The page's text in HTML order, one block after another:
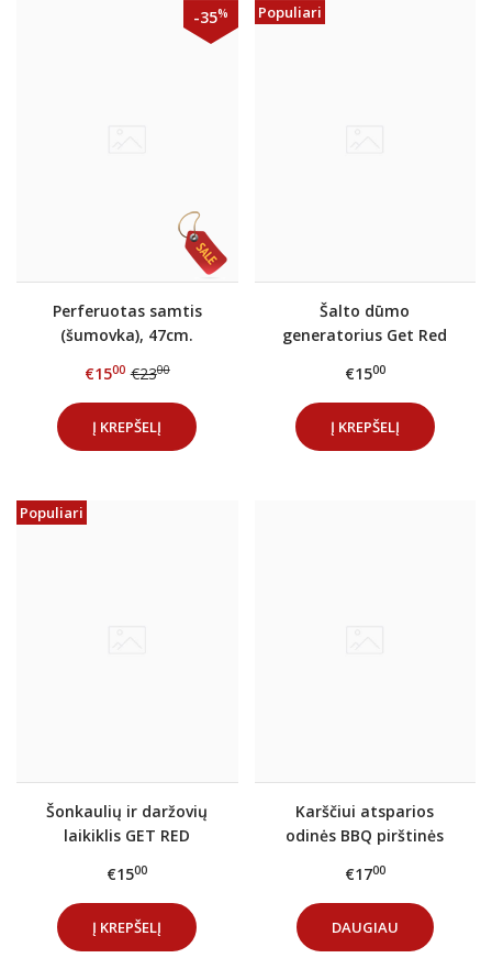
-35%
Perferuotas samtis
(šumovka), 47cm.
€1500 €2300
Į KREPŠELĮ
Populiari
Šalto dūmo
generatorius Get Red
€1500
Į KREPŠELĮ
Populiari
Šonkaulių ir daržovių
laikiklis GET RED
€1500
Į KREPŠELĮ
Karščiui atsparios
odinės BBQ pirštinės
€1700
DAUGIAU